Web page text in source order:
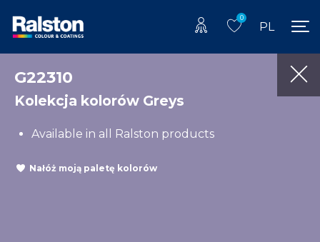
0
PL
G22310
Kolekcja kolorów Greys
Available in all Ralston products
Nałóż moją paletę kolorów